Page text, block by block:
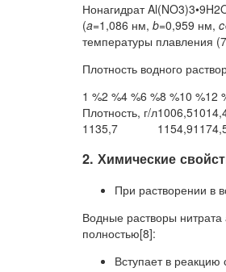
Нонагидрат
(a=1,086 нм, b=0,959 нм, c
температуры плавления
Плотность водного
1 %2 %4 %6 %8 %10
Плотность, г/л1006,5
1135,7
1154,9
2. Химические
При растворении в
Водные растворы
полностью[8]:
Вступает в